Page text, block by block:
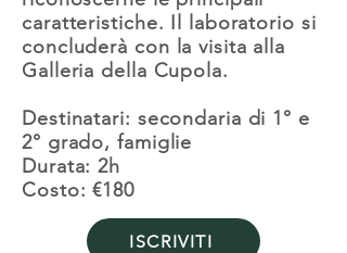
caratteristiche. Il laboratorio si
concluderà con la visita alla
Galleria della Cupola.
Destinatari: secondaria di 1° e
2° grado, famiglie
Durata: 2h
Costo: €180
ISCRIVITI